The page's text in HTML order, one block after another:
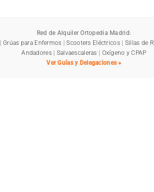
Red de Alquiler Ortopedia Madrid:
|Grúas para Enfermos |Scooters Eléctricos| Sillas de
Andadores| Salvaescaleras | Oxígeno y CPAP
Ver Guías y Delegaciones »